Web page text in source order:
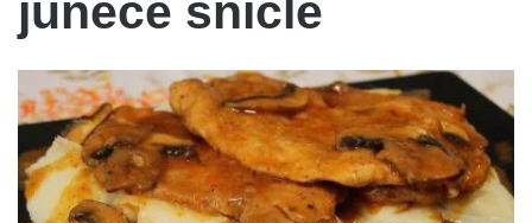
junece snicle